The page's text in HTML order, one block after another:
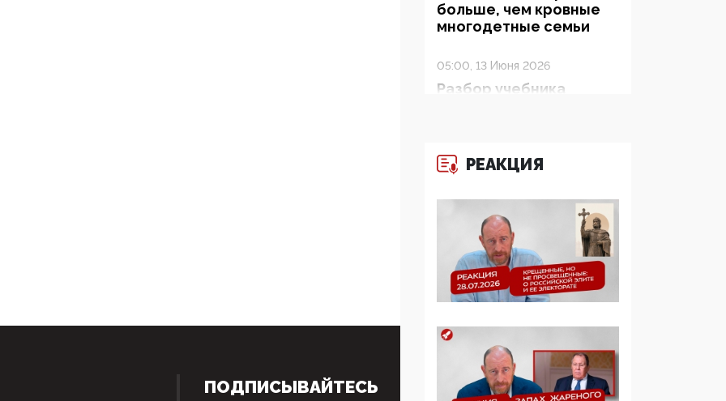
больше, чем кровные
многодетные семьи
05:00, 13 Июня 2026
Разбор учебника
традиционные
ценности и немного
11:53, 09 Июня 2026
Прокуратура наконец
увидела
экстремистскую
деятельность ИИТО
цифроглобалисты
продолжают
определять повестку в
образовании
РЕАКЦИЯ
ПОДПИСЫВАЙТЕСЬ